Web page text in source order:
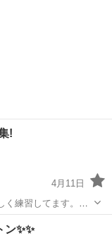
!
4月11日
練習してます。お
✨✨